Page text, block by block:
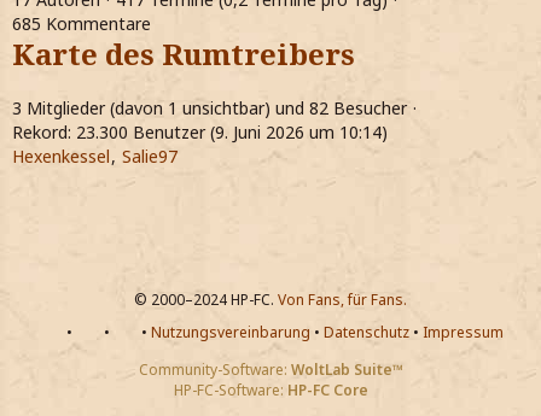
685 Kommentare
Karte des Rumtreibers
3 Mitglieder (davon 1 unsichtbar) und 82 Besucher
Rekord: 23.300 Benutzer (9. Juni 2026 um 10:14)
Hexenkessel Salie97
© 2000–2024 HP-FC. Von Fans, für Fans.
•
• • Nutzungsvereinbarung • Datenschutz• Impressum
Community-Software: WoltLab Suite™
HP-FC-Software: HP-FC Core